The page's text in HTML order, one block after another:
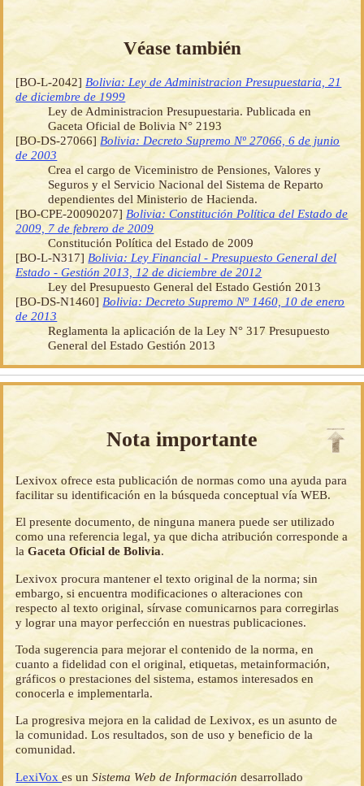
Véase también
[BO-L-2042] Bolivia: Ley de Administracion Presupuestaria, 21
de diciembre de 1999
Ley de Administracion Presupuestaria. Publicada en
Gaceta Oficial de Bolivia N° 2193
[BO-DS-27066] Bolivia: Decreto Supremo Nº 27066, 6 de junio
de 2003
Crea el cargo de Viceministro de Pensiones, Valores y
Seguros y el Servicio Nacional del Sistema de Reparto
dependientes del Ministerio de Hacienda.
[BO-CPE-20090207] Bolivia: Constitución Política del Estado de
2009, 7 de febrero de 2009
Constitución Política del Estado de 2009
[BO-L-N317] Bolivia: Ley Financial - Presupuesto General del
Estado - Gestión 2013, 12 de diciembre de 2012
Ley del Presupuesto General del Estado Gestión 2013
[BO-DS-N1460] Bolivia: Decreto Supremo Nº 1460, 10 de enero
de 2013
Reglamenta la aplicación de la Ley N° 317 Presupuesto
General del Estado Gestión 2013
Nota importante
Lexivox ofrece esta publicación de normas como una ayuda para
facilitar su identificación en la búsqueda conceptual vía WEB.
El presente documento, de ninguna manera puede ser utilizado
como una referencia legal, ya que dicha atribución corresponde a
laGaceta Oficial de Bolivia.
Lexivox procura mantener el texto original de la norma; sin
embargo, si encuentra modificaciones o alteraciones con
respecto al texto original, sírvase comunicarnos para corregirlas
y lograr una mayor perfección en nuestras publicaciones.
Toda sugerencia para mejorar el contenido de la norma, en
cuanto a fidelidad con el original, etiquetas, metainformación,
gráficos o prestaciones del sistema, estamos interesados en
conocerla e implementarla.
La progresiva mejora en la calidad de Lexivox, es un asunto de
la comunidad. Los resultados, son de uso y beneficio de la
comunidad.
LexiVoxes unSistema Web de Información desarrollado